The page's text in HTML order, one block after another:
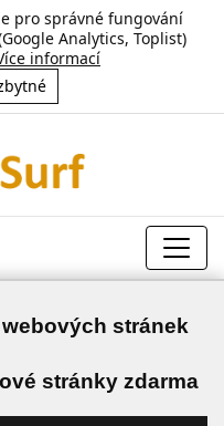
pro správné fungování
Analytics, Toplist)
informací
stránek
stránky zdarma